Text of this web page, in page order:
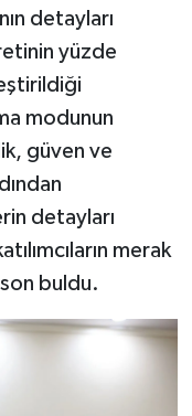
detayları
yüzde
modunun
güven ve
detayları
merak
buldu.